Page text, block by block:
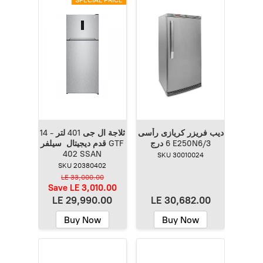
ثلاجة ال جى 401 لتر - 14
قدم ديجيتال سيلفر GTF
402 SSAN
SKU 20380402
LE 33,000.00
Save LE 3,010.00
LE 29,990.00
Buy Now
ديب فريزر كريازى رأسى
6 درج E250N6/3
SKU 30010024
LE 30,682.00
Buy Now